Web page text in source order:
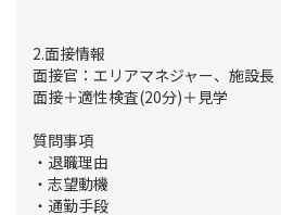
2.面接情報
面接官：エリアマネジャー、施設長
面接＋適性検査(20分)＋見学
質問事項
・退職理由
・志望動機
・通勤手段